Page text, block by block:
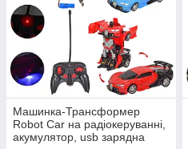
Машинка-Трансформер
Robot Car на радіокеруванні,
акумулятор, usb зарядна